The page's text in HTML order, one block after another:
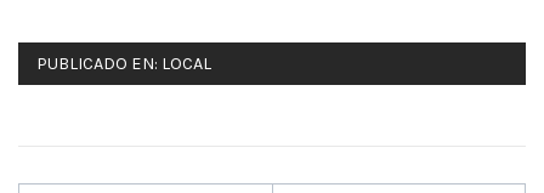
PUBLICADO EN: LOCAL